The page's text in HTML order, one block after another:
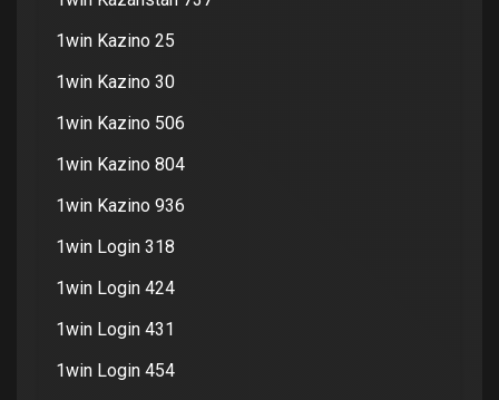
1win Kazino 25
1win Kazino 30
1win Kazino 506
1win Kazino 804
1win Kazino 936
1win Login 318
1win Login 424
1win Login 431
1win Login 454